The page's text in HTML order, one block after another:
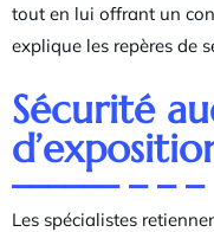
tout en lui offrant un
explique les repères de
Sécurité
Les spécialistes